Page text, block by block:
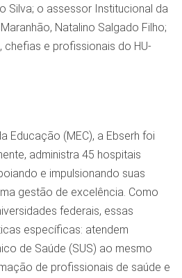
Silva; o assessor Institucional da
Natalino Salgado Filho;
chefias e profissionais do HU-
Educação (MEC), a Ebserh foi
administra 45 hospitais
e impulsionando suas
gestão de excelência. Como
federais, essas
específicas: atendem
de Saúde (SUS) ao mesmo
de profissionais de saúde e